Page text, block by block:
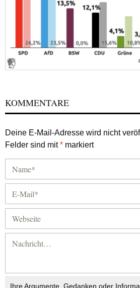
KOMMENTARE
Deine E-Mail-Adresse wird nicht
Felder sind mit* markiert
Ihre Argumente, Gedanken oder